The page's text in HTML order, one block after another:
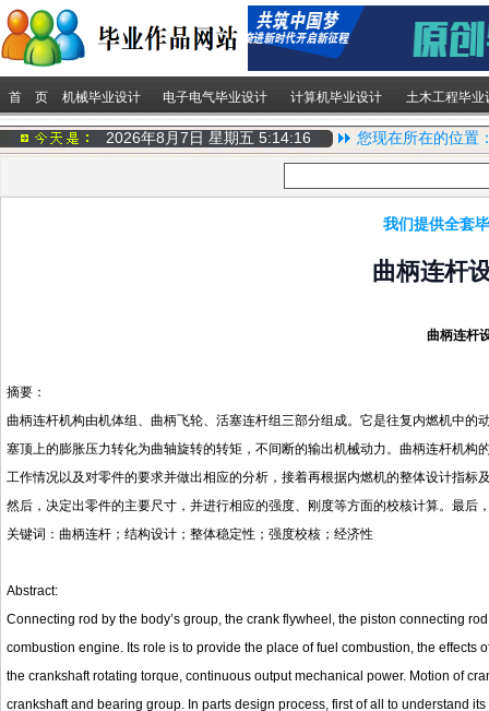
首 页 机械毕业设计 电子电气毕业设计 计算机毕业设计 土木工程毕业
2026年8月7日 星期五 5:14:16 您现在所在的位置
我们提供全套
曲柄连杆
曲柄连杆
摘要：
曲柄连杆机构由机体组、曲柄飞轮、活塞连杆组三部分组成。它是往复内燃机中
塞顶上的膨胀压力转化为曲轴旋转的转矩，不间断的输出机械动力。曲柄连杆机
工作情况以及对零件的要求并做出相应的分析，接着再根据内燃机的整体设计指
然后，决定出零件的主要尺寸，并进行相应的强度、刚度等方面的校核计算。最后
关键词：曲柄连杆；结构设计；整体稳定性；强度校核；经济性
Abstract:
Connecting rod by the body’s group, the crank flywheel, the piston connecting
combustion engine. Its role is to provide the place of fuel combustion, the
the crankshaft rotating torque, continuous output mechanical power. Motion of
crankshaft and bearing group. In parts design process, first of all to understand